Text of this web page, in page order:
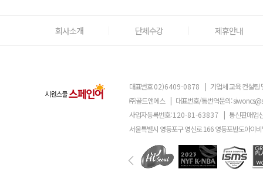
회사소개 단체수강 제휴안내
대표번호02)6409-0878 | 기업체 교육 컨설팅
㈜골드앤에스 | 대표번호/통번역문의:
사업자등록번호:120-81-63837 | 통신판매업
서울특별시 영등포구 영신로 166 영등포반도아이